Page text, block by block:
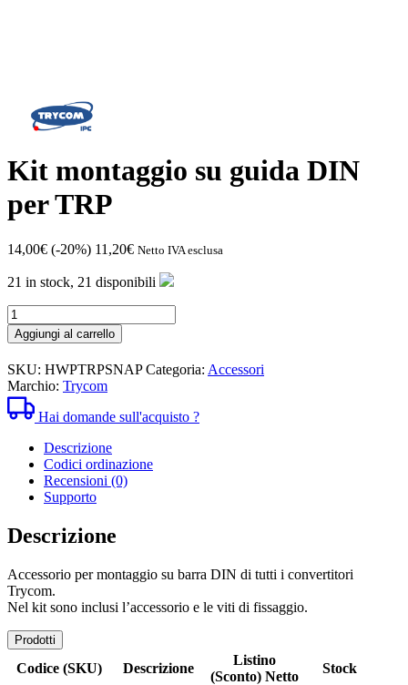
Kit montaggio su guida DIN
per TRP
14,00€ (-20%) 11,20€ Netto IVA esclusa
21 in stock, 21 disponibili
Kit
montaggio
su
guida
DIN
per
TRP
quantità
Aggiungi al carrello
SKU: HWPTRPSNAP Categoria: Accessori
Marchio: Trycom
Hai domande sull'acquisto ?
Descrizione
Codici ordinazione
Recensioni (0)
Supporto
Descrizione
Accessorio per montaggio su barra DIN di tutti i convertitori
Trycom.
Nel kit sono inclusi l’accessorio e le viti di fissaggio.
Prodotti
Codice (SKU) Descrizione
Listino
(Sconto) Netto
Stock